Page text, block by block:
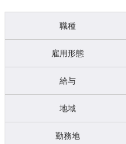
職種
雇用形態
給与
地域
勤務地